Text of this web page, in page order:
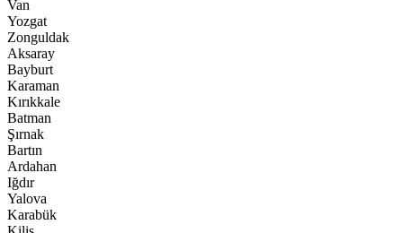
Van
Yozgat
Zonguldak
Aksaray
Bayburt
Karaman
Kırıkkale
Batman
Şırnak
Bartın
Ardahan
Iğdır
Yalova
Karabük